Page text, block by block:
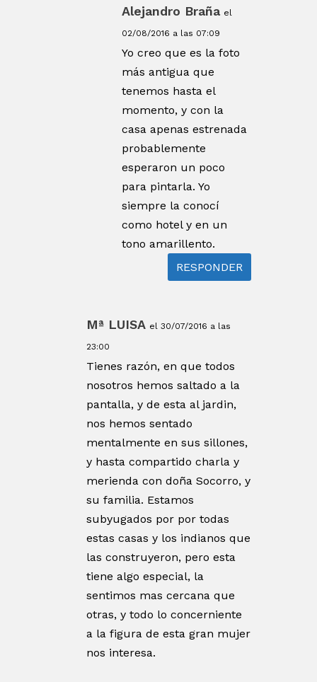
Alejandro Braña el
02/08/2016 a las 07:09
Yo creo que es la foto
más antigua que
tenemos hasta el
momento, y con la
casa apenas estrenada
probablemente
esperaron un poco
para pintarla. Yo
siempre la conocí
como hotel y en un
tono amarillento.
RESPONDER
Mª LUISA el 30/07/2016 a las
23:00
Tienes razón, en que todos
nosotros hemos saltado a la
pantalla, y de esta al jardin,
nos hemos sentado
mentalmente en sus sillones,
y hasta compartido charla y
merienda con doña Socorro, y
su familia. Estamos
subyugados por por todas
estas casas y los indianos que
las construyeron, pero esta
tiene algo especial, la
sentimos mas cercana que
otras, y todo lo concerniente
a la figura de esta gran mujer
nos interesa.